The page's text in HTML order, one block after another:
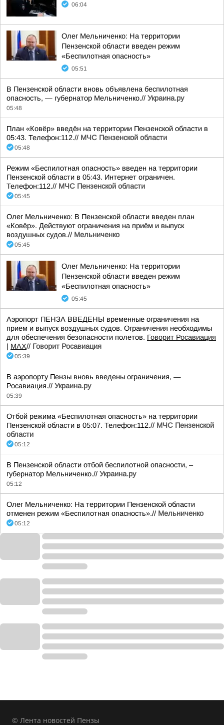
06:04
Олег Мельниченко: На территории
Пензенской области введен режим
«Беспилотная опасность»
05:51
В Пензенской области вновь объявлена беспилотная
опасность, — губернатор Мельниченко.// Украина.ру
05:48
План «Ковёр» введён на территории Пензенской области в
05:43. Телефон:112.// МЧС Пензенской области
05:48
Режим «Беспилотная опасность» введен на территории
Пензенской области в 05:43. Интернет ограничен.
Телефон:112.// МЧС Пензенской области
05:45
Олег Мельниченко: В Пензенской области введен план
«Ковёр». Действуют ограничения на приём и выпуск
воздушных судов.// Мельниченко
05:45
Олег Мельниченко: На территории
Пензенской области введен режим
«Беспилотная опасность»
05:45
Аэропорт ПЕНЗА ВВЕДЕНЫ временные ограничения на
прием и выпуск воздушных судов. Ограничения необходимы
для обеспечения безопасности полетов. Говорит Росавиация
| MАХ// Говорит Росавиация
05:39
В аэропорту Пензы вновь введены ограничения, —
Росавиация.// Украина.ру
05:39
Отбой режима «Беспилотная опасность» на территории
Пензенской области в 05:07. Телефон:112.// МЧС Пензенской
области
05:12
В Пензенской области отбой беспилотной опасности, –
губернатор Мельниченко.// Украина.ру
05:12
Олег Мельниченко: На территории Пензенской области
отменен режим «Беспилотная опасность».// Мельниченко
05:12
© Лента новостей Пензы